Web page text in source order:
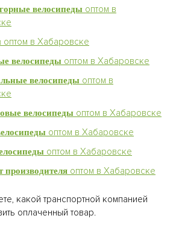
велосипеды оптом в
оптом в Хабаровске
велосипеды оптом в Хабаровске
велосипеды оптом в
велосипеды оптом в Хабаровске
оптом в Хабаровске
оптом в Хабаровске
производителя оптом в Хабаровске
какой транспортной компанией
оплаченный товар.